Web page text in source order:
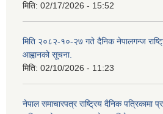
मिति: 02/17/2026 - 15:52
मिति २०८२-१०-२७ गते दैनिक नेपालगन्ज
आह्वानको सूचना.
मिति: 02/10/2026 - 11:23
नेपाल समाचारपत्र राष्ट्रिय दैनिक पत्रिकामा